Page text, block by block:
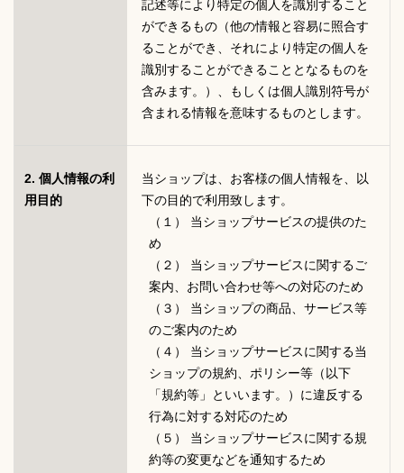
記述等により特定の個人を識別すること
ができるもの（他の情報と容易に照合す
ることができ、それにより特定の個人を
識別することができることとなるものを
含みます。）、もしくは個人識別符号が
含まれる情報を意味するものとします。
2. 個人情報の利
用目的
当ショップは、お客様の個人情報を、以
下の目的で利用致します。
（１） 当ショップサービスの提供のた
め
（２） 当ショップサービスに関するご
案内、お問い合わせ等への対応のため
（３） 当ショップの商品、サービス等
のご案内のため
（４） 当ショップサービスに関する当
ショップの規約、ポリシー等（以下
「規約等」といいます。）に違反する
行為に対する対応のため
（５） 当ショップサービスに関する規
約等の変更などを通知するため